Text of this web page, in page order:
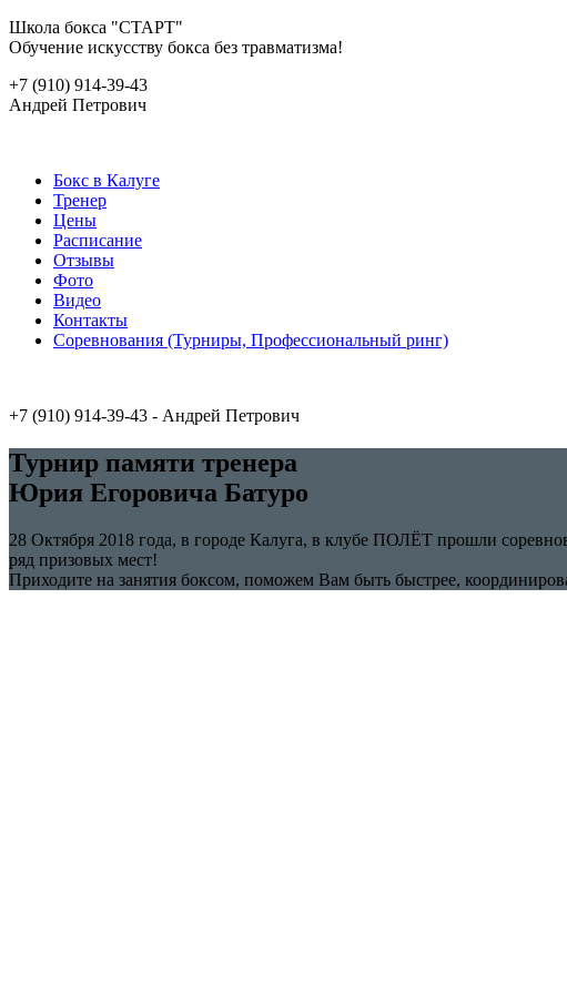
Школа бокса "СТАРТ"
Обучение искусству бокса без травматизма!
+7 (910) 914-39-43
Андрей Петрович
Бокс в Калуге
Тренер
Цены
Расписание
Отзывы
Фото
Видео
Контакты
Соревнования (Турниры, Профессиональный ринг)
+7 (910) 914-39-43 - Андрей Петрович
Турнир памяти тренера
Юрия Егоровича Батуро
28 Октября 2018 года, в городе Калуга, в клубе ПОЛЁТ прошли
ряд призовых мест!
Приходите на занятия боксом, поможем Вам быть быстрее,